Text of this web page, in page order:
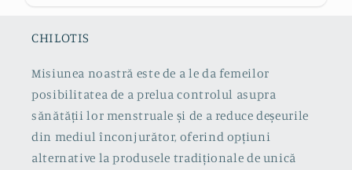
CHILOTIS
Misiunea noastră este de a le da femeilor
posibilitatea de a prelua controlul asupra
sănătății lor menstruale și de a reduce deșeurile
din mediul înconjurător, oferind opțiuni
alternative la produsele tradiționale de unică